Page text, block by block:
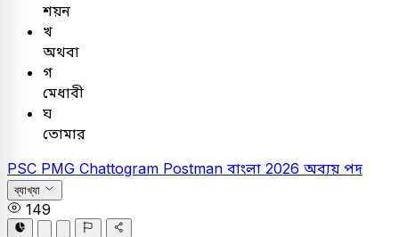
শয়ন
খ
অথবা
গ
মেধাবী
ঘ
তোমার
PSC PMG Chattogram Postman বাংলা 2026 অব্যয় পদ
ব্যাখ্যা
149